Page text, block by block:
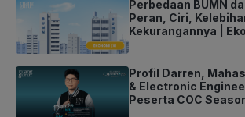
Perbedaan BUMN
Peran, Ciri,
Kekurangannya |
Profil Darren,
& Electronic
Peserta COC